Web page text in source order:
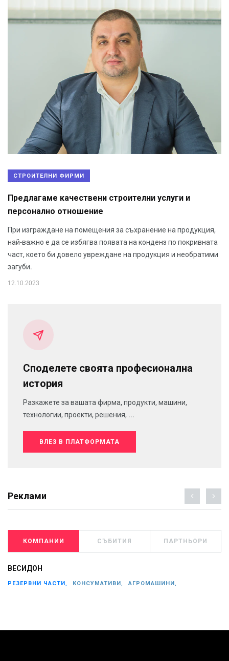
СТРОИТЕЛНИ ФИРМИ
Предлагаме качествени строителни услуги и
персонално отношение
При изграждане на помещения за съхранение на продукция,
най-важно е да се избягва появата на конденз по покривната
част, което би довело увреждане на продукция и необратими
загуби.
12.10.2023
Споделете своята професионална
история
Разкажете за вашата фирма, продукти, машини,
технологии, проекти, решения, ...
ВЛЕЗ В ПЛАТФОРМАТА
Реклами
КОМПАНИИ СЪБИТИЯ ПАРТНЬОРИ
ВЕСИДОН
РЕЗЕРВНИ ЧАСТИ, КОНСУМАТИВИ, АГРОМАШИНИ,